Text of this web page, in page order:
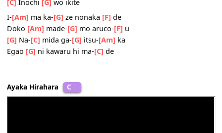
[Am]Itsudat-[Dm]te dokodat-
Sora [Am] e te[G]wo noba shi- [F]
[G] Kono[Am]nega-[G]i todoke-
[G]Dat- [C]ta hi-[G] totsu [Am]
I-[Am]ma ka- [G]ze nonaka
Doko[Am]made-[G]mo aruco-[F]u